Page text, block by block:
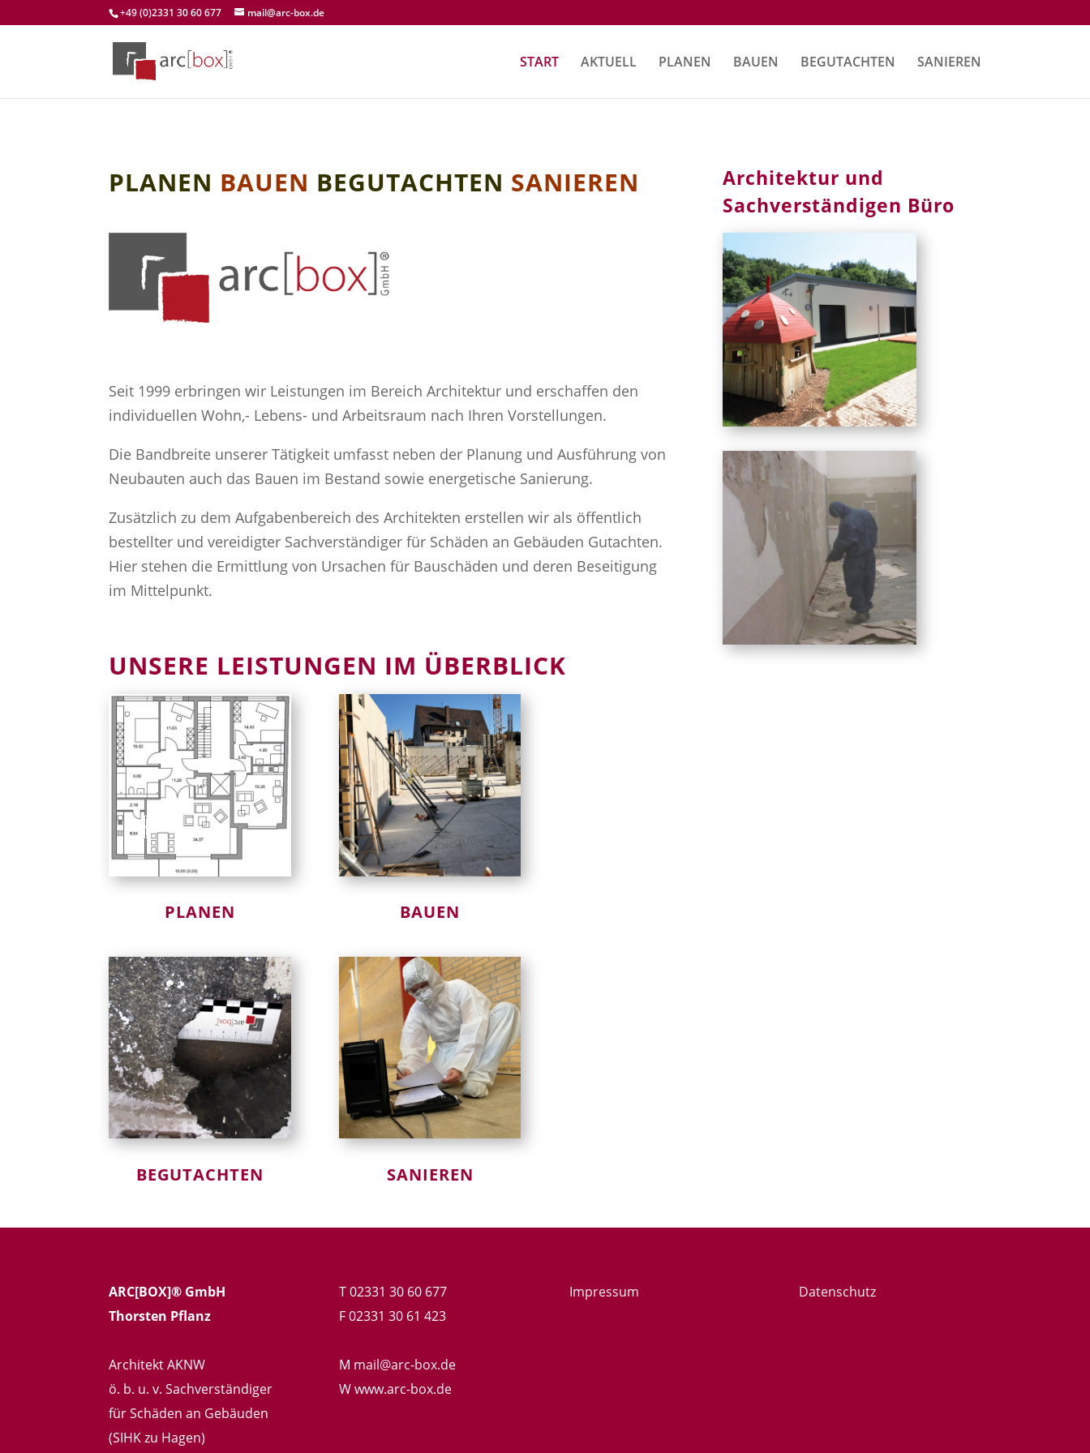
+49 (0)2331 30 60 677 mail@arc-box.de
START AKTUELL PLANEN BAUEN BEGUTACHTEN SANIEREN
PLANEN BAUEN BEGUTACHTEN SANIEREN
Architektur und
Sachverständigen Büro
Seit 1999 erbringen wir Leistungen im Bereich Architektur und erschaffen den
individuellen Wohn,- Lebens- und Arbeitsraum nach Ihren Vorstellungen.
Die Bandbreite unserer Tätigkeit umfasst neben der Planung und Ausführung von
Neubauten auch das Bauen im Bestand sowie energetische Sanierung.
Zusätzlich zu dem Aufgabenbereich des Architekten erstellen wir als öffentlich
bestellter und vereidigter Sachverständiger für Schäden an Gebäuden Gutachten.
Hier stehen die Ermittlung von Ursachen für Bauschäden und deren Beseitigung
im Mittelpunkt.
UNSERE LEISTUNGEN IM ÜBERBLICK
PLANEN
BEGUTACHTEN
BAUEN
SANIEREN
ARC[BOX]® GmbH
Thorsten Pflanz
Architekt AKNW
ö. b. u. v. Sachverständiger
für Schäden an Gebäuden
(SIHK zu Hagen)
T 02331 30 60 677
F 02331 30 61 423
M mail@arc-box.de
W www.arc-box.de
Impressum Datenschutz